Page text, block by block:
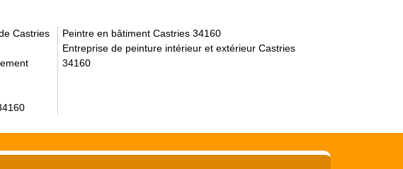
Castries
Peintre en bâtiment Castries 34160
Entreprise de peinture intérieur et extérieur Castries
34160